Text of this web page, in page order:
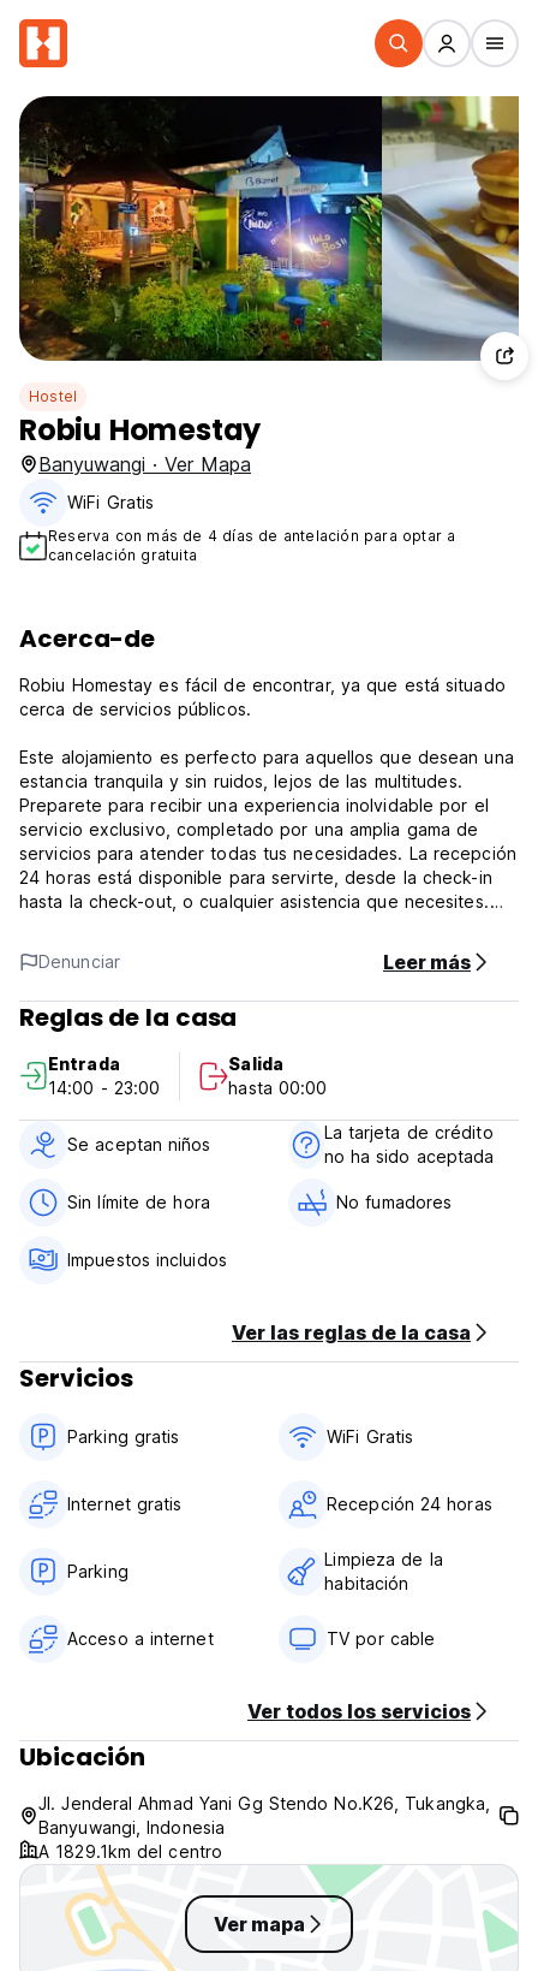
Hostel
Robiu Homestay
Banyuwangi · Ver Mapa
WiFi Gratis
Reserva con más de 4 días de antelación para optar a
cancelación gratuita
Acerca-de
Robiu Homestay es fácil de encontrar, ya que está situado
cerca de servicios públicos.
Este alojamiento es perfecto para aquellos que desean una
estancia tranquila y sin ruidos, lejos de las multitudes.
Preparete para recibir una experiencia inolvidable por el
servicio exclusivo, completado por una amplia gama de
servicios para atender todas tus necesidades. La recepción
24 horas está disponible para servirte, desde la check-in
hasta la check-out, o cualquier asistencia que necesites.
Si deseas más, no te preocupes, estamos siempre
disponibles para atenderte.
Las condiciones y términos de este alojamiento son los
1 día antes de la llegada, puedes cancelar sin penalización.
En el caso de una cancelación tardía o no aparecimiento,
se cobrará el primer día de tu estancia.
La check-in es de 14:00 a 23:00.
El desayuno está incluido.
No hay una prohibición de la hora de la cena.
El horario de recepción es 24 horas. (Auto-translated from
original language)
Denunciar Leer más
Reglas de la casa
Entrada
14:00 - 23:00
Salida
hasta 00:00
Se aceptan niños
La tarjeta de crédito
no ha sido aceptada
Sin límite de hora No fumadores
Impuestos incluidos
Ver las reglas de la casa
Servicios
Parking gratis WiFi Gratis
Internet gratis Recepción 24 horas
Parking
Limpieza de la
habitación
Acceso a internet TV por cable
Ver todos los servicios
Ubicación
Jl. Jenderal Ahmad Yani Gg Stendo No.K26, Tukangka,
Banyuwangi, Indonesia
A 1829.1km del centro
Ver mapa